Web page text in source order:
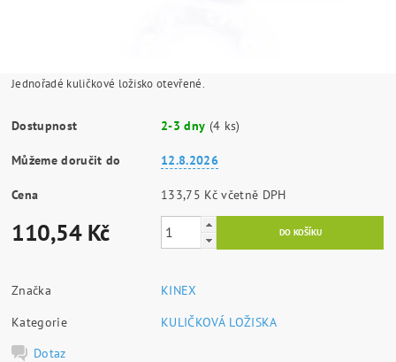
Jednořadé kuličkové ložisko otevřené.
Dostupnost 2-3 dny (4 ks)
Můžeme doručit do 12.8.2026
Cena 133,75 Kč včetně DPH
110,54 Kč
Značka
KINEX
Kategorie
KULIČKOVÁ LOŽISKA
Dotaz